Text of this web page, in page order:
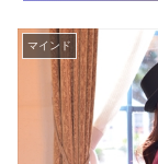
マインド